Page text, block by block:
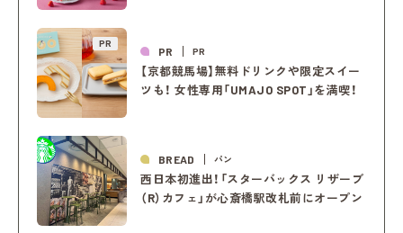
PR
PR PR
【京都競馬場】無料ドリンクや限定スイー
ツも！ 女性専用「UMAJO SPOT」を満喫！
BREAD パン
西日本初進出！「スターバックス リザーブ
（R）カフェ」が心斎橋駅改札前にオープン